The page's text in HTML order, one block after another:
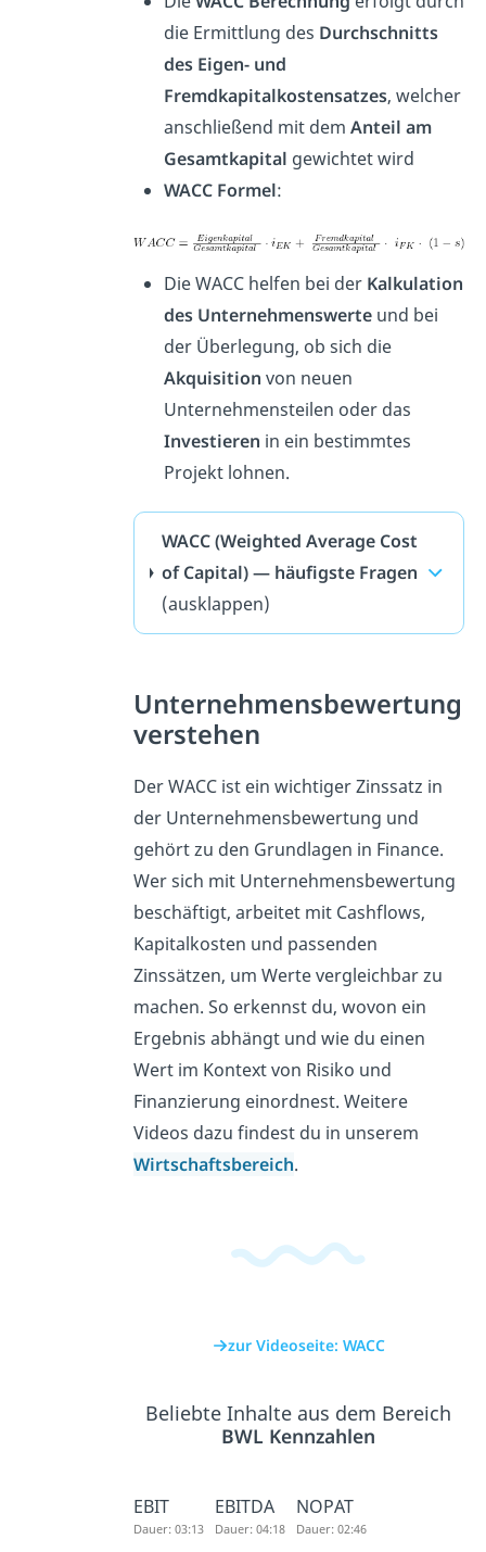
die Ermittlung des Durchschnitts
des Eigen- und
Fremdkapitalkostensatzes, welcher
anschließend mit dem Anteil am
Gesamtkapital gewichtet wird
WACC Formel:
Die WACC helfen bei der Kalkulation
des Unternehmenswerteund bei
der Überlegung, ob sich die
Akquisition von neuen
Unternehmensteilen oder das
Investieren in ein bestimmtes
Projekt lohnen.
WACC (Weighted Average Cost
of Capital) — häufigste Fragen
(ausklappen)
Unternehmensbewertung
verstehen
Der WACC ist ein wichtiger Zinssatz in
der Unternehmensbewertung und
gehört zu den Grundlagen in Finance.
Wer sich mit Unternehmensbewertung
beschäftigt, arbeitet mit Cashflows,
Kapitalkosten und passenden
Zinssätzen, um Werte vergleichbar zu
machen. So erkennst du, wovon ein
Ergebnis abhängt und wie du einen
Wert im Kontext von Risiko und
Finanzierung einordnest. Weitere
Videos dazu findest du in unserem
Wirtschaftsbereich.
zur Videoseite: WACC
Beliebte Inhalte aus dem Bereich
BWL Kennzahlen
EBIT
Dauer: 03:13
EBITDA
Dauer: 04:18
NOPAT
Dauer: 02:46